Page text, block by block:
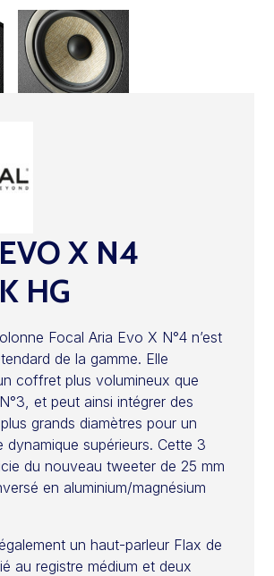
X N4
HG
Focal Aria Evo X N°4 n’est
de la gamme. Elle
coffret plus volumineux que
et peut ainsi intégrer des
grands diamètres pour un
dynamique supérieurs. Cette 3
du nouveau tweeter de 25 mm
en aluminium/magnésium
un haut-parleur Flax de
au registre médium et deux